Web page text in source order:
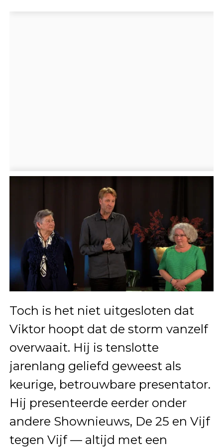
Toch is het niet uitgesloten dat
Viktor hoopt dat de storm vanzelf
overwaait. Hij is tenslotte
jarenlang geliefd geweest als
keurige, betrouwbare presentator.
Hij presenteerde eerder onder
andere Shownieuws, De 25 en Vijf
tegen Vijf — altijd met een